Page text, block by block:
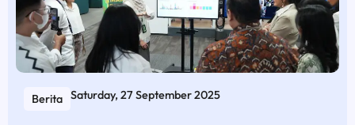
Berita Saturday, 27 September 2025